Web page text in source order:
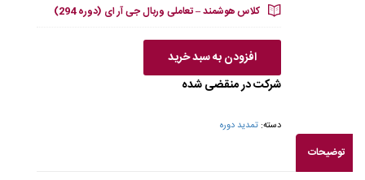
کلاس هوشمند – تعاملی وربال جی آر ای (دوره 294)
افزودن به سبد خرید
شرکت در منقضی شده
دسته: تمدید دوره
توضیحات